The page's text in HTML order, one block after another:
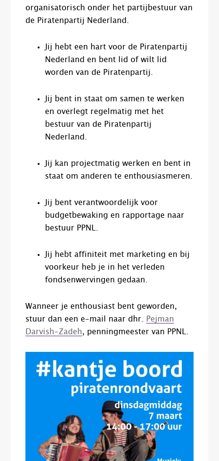
organisatorisch onder het partijbestuur van
de Piratenpartij Nederland.
Jij hebt een hart voor de Piratenpartij
Nederland en bent lid of wilt lid
worden van de Piratenpartij.
Jij bent in staat om samen te werken
en overlegt regelmatig met het
bestuur van de Piratenpartij
Nederland.
Jij kan projectmatig werken en bent in
staat om anderen te enthousiasmeren.
Jij bent verantwoordelijk voor
budgetbewaking en rapportage naar
bestuur PPNL.
Jij hebt affiniteit met marketing en bij
voorkeur heb je in het verleden
fondsenwervingen gedaan.
Wanneer je enthousiast bent geworden,
stuur dan een e-mail naar dhr. Pejman
Darvish-Zadeh, penningmeester van PPNL.